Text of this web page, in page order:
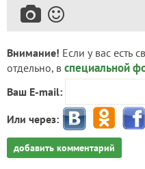
Внимание! Если у вас есть
отдельно, в специальной
Ваш E-mail:
Или через:
добавить комментарий